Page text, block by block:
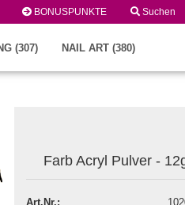
BONUSPUNKTE Suchen
(307) NAIL ART (380)
Farb Acryl Pulver -
Art.Nr.: